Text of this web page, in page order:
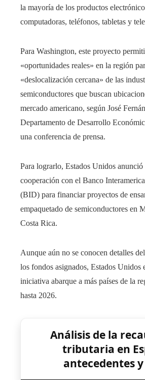
la mayoría de los productos
computadoras, teléfonos, tabletas y
Para Washington, este proyecto
«oportunidades reales» en la región
«deslocalización cercana» de las
semiconductores que buscan
mercado americano, según José
Departamento de Desarrollo
una conferencia de prensa.
Para lograrlo, Estados Unidos
cooperación con el Banco
(BID) para financiar proyectos de
empaquetado de semiconductores en
Costa Rica.
Aunque aún no se conocen detalles
los fondos asignados, Estados Unidos
iniciativa abarque a más países de la
hasta 2026.
Análisis de la
tributaria en
antecedentes